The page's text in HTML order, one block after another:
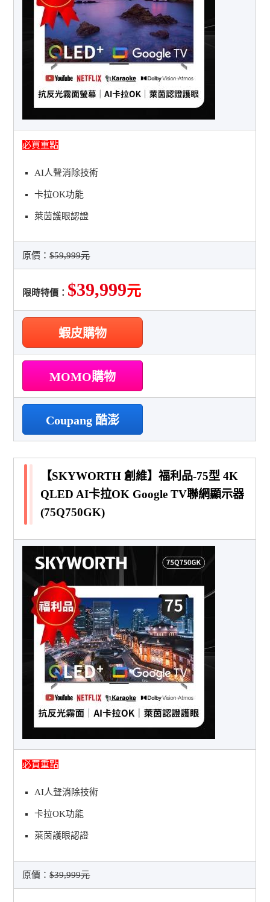
必買重點
AI人聲消除技術
卡拉OK功能
萊茵護眼認證
原價：$59,999元
限時特價： $39,999元
蝦皮購物
MOMO購物
Coupang 酷澎
【SKYWORTH 創維】福利品-75型 4K
QLED AI卡拉OK Google TV聯網顯示器
(75Q750GK)
必買重點
AI人聲消除技術
卡拉OK功能
萊茵護眼認證
原價：$39,999元